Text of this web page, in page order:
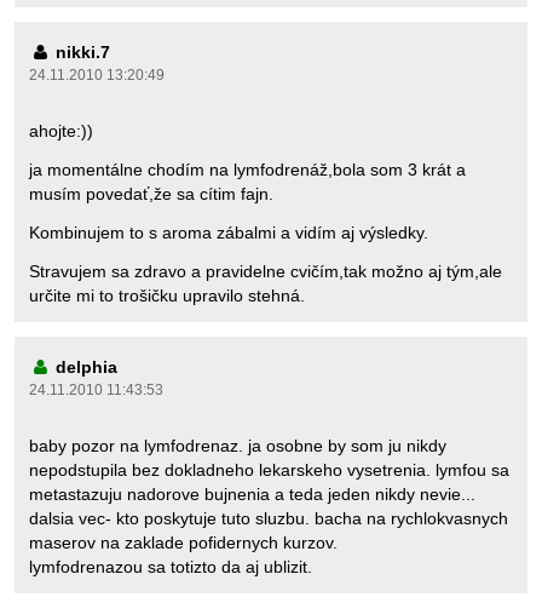
nikki.7
24.11.2010 13:20:49
ahojte:))
ja momentálne chodím na lymfodrenáž,bola som 3 krát a
musím povedať,že sa cítim fajn.
Kombinujem to s aroma zábalmi a vidím aj výsledky.
Stravujem sa zdravo a pravidelne cvičím,tak možno aj tým,ale
určite mi to trošičku upravilo stehná.
delphia
24.11.2010 11:43:53
baby pozor na lymfodrenaz. ja osobne by som ju nikdy
nepodstupila bez dokladneho lekarskeho vysetrenia. lymfou sa
metastazuju nadorove bujnenia a teda jeden nikdy nevie...
dalsia vec- kto poskytuje tuto sluzbu. bacha na rychlokvasnych
maserov na zaklade pofidernych kurzov.
lymfodrenazou sa totizto da aj ublizit.